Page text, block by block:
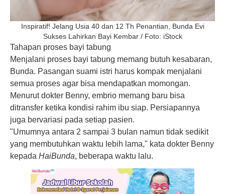
Inspiratif! Jelang Usia 40 dan 12 Th Penantian, Bunda Evi
Sukses Lahirkan Bayi Kembar / Foto: iStock
Tahapan proses bayi tabung
Menjalani proses bayi tabung memang butuh kesabaran,
Bunda. Pasangan suami istri harus kompak menjalani
semua proses agar bisa mendapatkan momongan.
Menurut dokter Benny, embrio memang baru bisa
ditransfer ketika kondisi rahim ibu siap. Persiapannya
juga bervariasi pada setiap pasien.
"Umumnya antara 2 sampai 3 bulan namun tidak sedikit
yang membutuhkan waktu lebih lama," kata dokter Benny
kepada HaiBunda, beberapa waktu lalu.